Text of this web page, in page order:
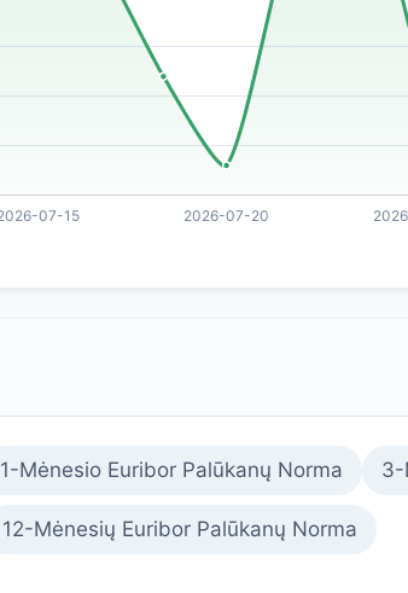
1-Mėnesio Euribor Palūkanų Norma 3-
12-Mėnesių Euribor Palūkanų Norma